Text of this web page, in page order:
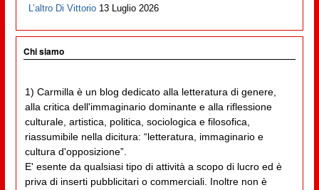
L’altro Di Vittorio 13 Luglio 2026
Chi siamo
1) Carmilla è un blog dedicato alla letteratura di genere,
alla critica dell'immaginario dominante e alla riflessione
culturale, artistica, politica, sociologica e filosofica,
riassumibile nella dicitura: “letteratura, immaginario e
cultura d'opposizione”.
E' esente da qualsiasi tipo di attività a scopo di lucro ed è
priva di inserti pubblicitari o commerciali. Inoltre non è